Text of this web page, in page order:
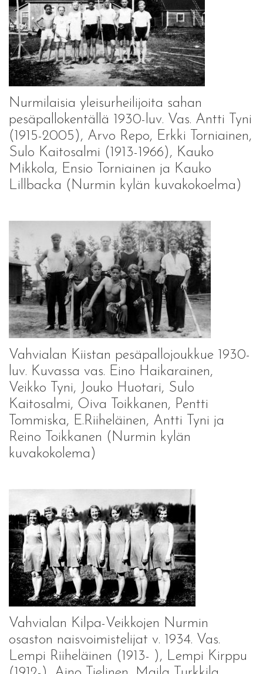
Nurmilaisia yleisurheilijoita sahan
pesäpallokentällä 1930-luv. Vas. Antti Tyni
(1915-2005), Arvo Repo, Erkki Torniainen,
Sulo Kaitosalmi (1913-1966), Kauko
Mikkola, Ensio Torniainen ja Kauko
Lillbacka (Nurmin kylän kuvakokoelma)
Vahvialan Kiistan pesäpallojoukkue 1930-
luv. Kuvassa vas. Eino Haikarainen,
Veikko Tyni, Jouko Huotari, Sulo
Kaitosalmi, Oiva Toikkanen, Pentti
Tommiska, E.Riiheläinen, Antti Tyni ja
Reino Toikkanen (Nurmin kylän
kuvakokolema)
Vahvialan Kilpa-Veikkojen Nurmin
osaston naisvoimistelijat v. 1934. Vas.
Lempi Riiheläinen (1913- ), Lempi Kirppu